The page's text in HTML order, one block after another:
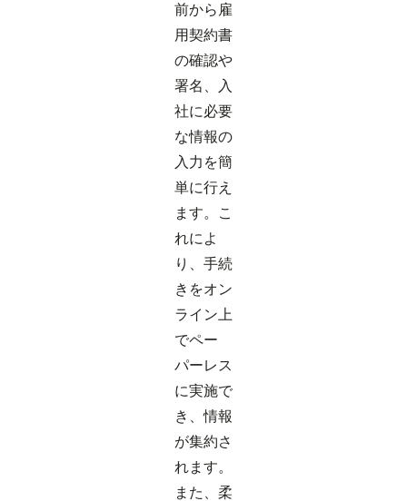
前から雇
用契約書
の確認や
署名、入
社に必要
な情報の
入力を簡
単に行え
ます。こ
れによ
り、手続
きをオン
ライン上
でペー
パーレス
に実施で
き、情報
が集約さ
れます。
また、柔